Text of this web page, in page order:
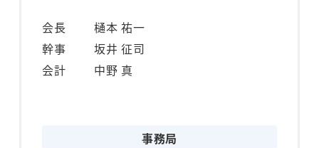
会長
樋本 祐一
幹事
坂井 征司
会計
中野 真
事務局